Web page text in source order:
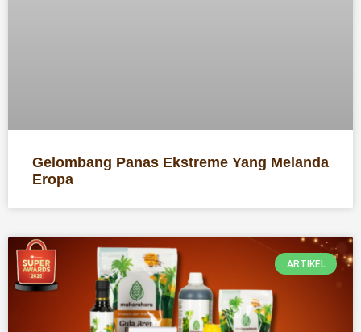
Gelombang Panas Ekstreme Yang Melanda
Eropa
ARTIKEL